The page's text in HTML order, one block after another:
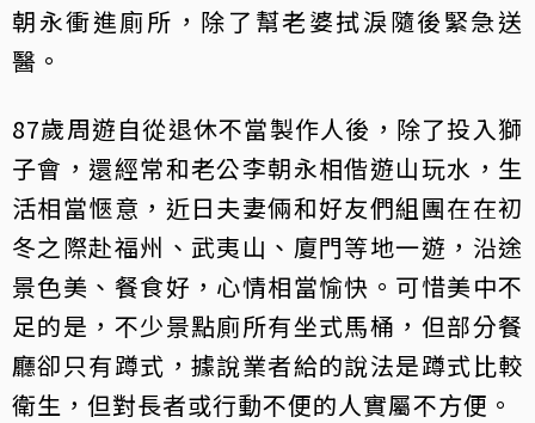
朝永衝進廁所，除了幫老婆拭淚隨後緊急送
醫。
87歲周遊自從退休不當製作人後，除了投入獅
子會，還經常和老公李朝永相偕遊山玩水，生
活相當愜意，近日夫妻倆和好友們組團在在初
冬之際赴福州、武夷山、廈門等地一遊，沿途
景色美、餐食好，心情相當愉快。可惜美中不
足的是，不少景點廁所有坐式馬桶，但部分餐
廳卻只有蹲式，據說業者給的說法是蹲式比較
衛生，但對長者或行動不便的人實屬不方便。